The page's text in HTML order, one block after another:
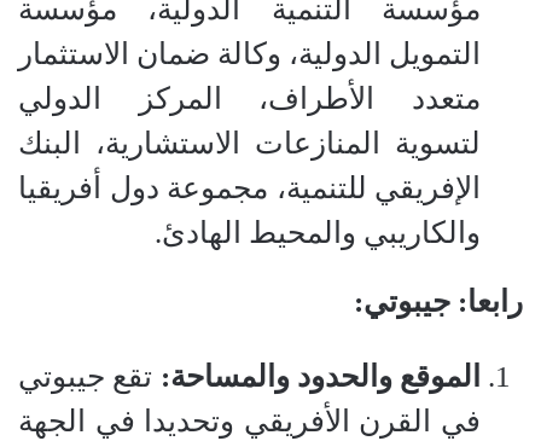
مؤسسة التنمية الدولية، مؤسسة
التمويل الدولية، وكالة ضمان الاستثمار
متعدد الأطراف، المركز الدولي
لتسوية المنازعات الاستشارية، البنك
الإفريقي للتنمية، مجموعة دول أفريقيا
والكاريبي والمحيط الهادئ.
رابعا: جيبوتي:
الموقع والحدود والمساحة: تقع جيبوتي
في القرن الأفريقي وتحديدا في الجهة